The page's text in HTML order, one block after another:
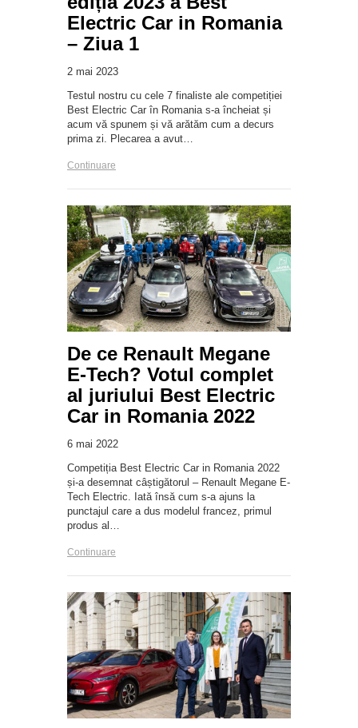
Electric Car in Romania
– Ziua 1
2 mai 2023
Testul nostru cu cele 7 finaliste ale competiției
Best Electric Car în Romania s-a încheiat și
acum vă spunem și vă arătăm cum a decurs
prima zi. Plecarea a avut…
Continuare
De ce Renault Megane
E-Tech? Votul complet
al juriului Best Electric
Car in Romania 2022
6 mai 2022
Competiția Best Electric Car in Romania 2022
și-a desemnat câștigătorul – Renault Megane E-
Tech Electric. Iată însă cum s-a ajuns la
punctajul care a dus modelul francez, primul
produs al…
Continuare